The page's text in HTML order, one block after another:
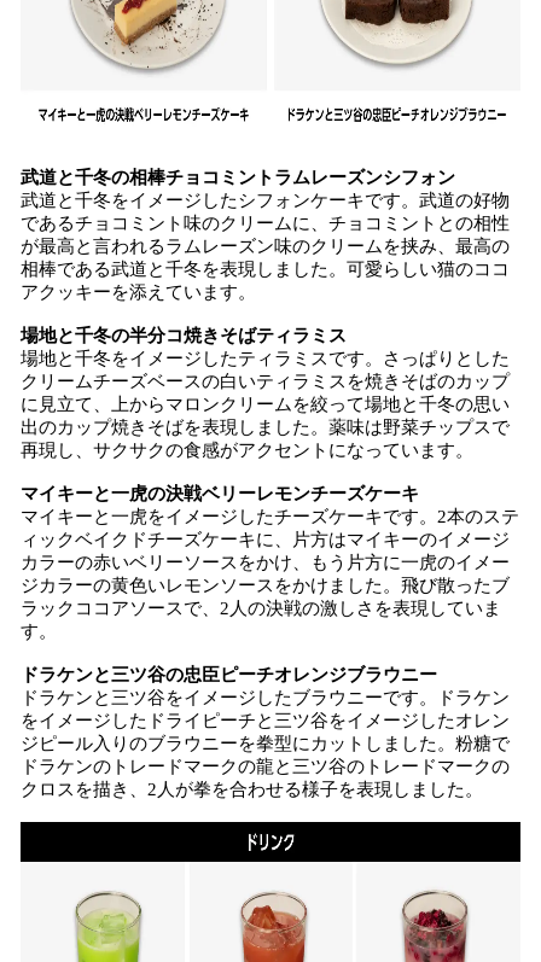
武道と千冬の相棒チョコミントラムレーズンシフォン
武道と千冬をイメージしたシフォンケーキです。武道の好物
であるチョコミント味のクリームに、チョコミントとの相性
が最高と言われるラムレーズン味のクリームを挟み、最高の
相棒である武道と千冬を表現しました。可愛らしい猫のココ
アクッキーを添えています。
場地と千冬の半分コ焼きそばティラミス
場地と千冬をイメージしたティラミスです。さっぱりとした
クリームチーズベースの白いティラミスを焼きそばのカップ
に見立て、上からマロンクリームを絞って場地と千冬の思い
出のカップ焼きそばを表現しました。薬味は野菜チップスで
再現し、サクサクの食感がアクセントになっています。
マイキーと一虎の決戦ベリーレモンチーズケーキ
マイキーと一虎をイメージしたチーズケーキです。2本のステ
ィックベイクドチーズケーキに、片方はマイキーのイメージ
カラーの赤いベリーソースをかけ、もう片方に一虎のイメー
ジカラーの黄色いレモンソースをかけました。飛び散ったブ
ラックココアソースで、2人の決戦の激しさを表現していま
す。
ドラケンと三ツ谷の忠臣ピーチオレンジブラウニー
ドラケンと三ツ谷をイメージしたブラウニーです。ドラケン
をイメージしたドライピーチと三ツ谷をイメージしたオレン
ジピール入りのブラウニーを拳型にカットしました。粉糖で
ドラケンのトレードマークの龍と三ツ谷のトレードマークの
クロスを描き、2人が拳を合わせる様子を表現しました。